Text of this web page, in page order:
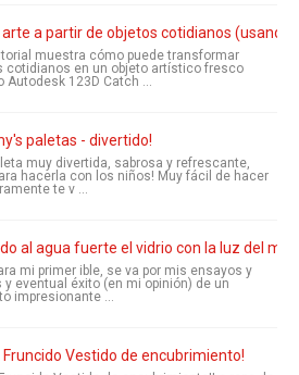
arte a partir de objetos cotidianos
muestra cómo puede transformar
cotidianos en un objeto artístico fresco
Autodesk 123D Catch ...
paletas - divertido!
muy divertida, sabrosa y refrescante,
hacerla con los niños! Muy fácil de hacer
te v ...
al agua fuerte el vidrio con la luz del
mi primer ible, se va por mis ensayos y
y eventual éxito (en mi opinión) de un
impresionante ...
Fruncido Vestido de encubrimiento!